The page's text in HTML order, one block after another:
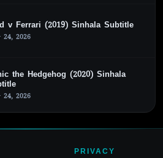
v Ferrari (2019) Sinhala Subtitle
24, 2026
the Hedgehog (2020) Sinhala
24, 2026
PRIVACY